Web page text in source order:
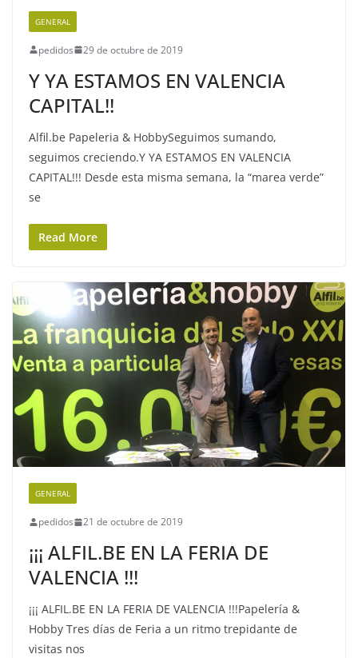
GENERAL
pedidos 29 de octubre de 2019
Y YA ESTAMOS EN VALENCIA
CAPITAL!!
Alfil.be Papeleria & HobbySeguimos sumando,
seguimos creciendo.Y YA ESTAMOS EN VALENCIA
CAPITAL!!! Desde esta misma semana, la “marea verde”
se
Read More
GENERAL
pedidos 21 de octubre de 2019
¡¡¡ ALFIL.BE EN LA FERIA DE
VALENCIA !!!
¡¡¡ ALFIL.BE EN LA FERIA DE VALENCIA !!!Papelería &
Hobby Tres días de Feria a un ritmo trepidante de
visitas nos